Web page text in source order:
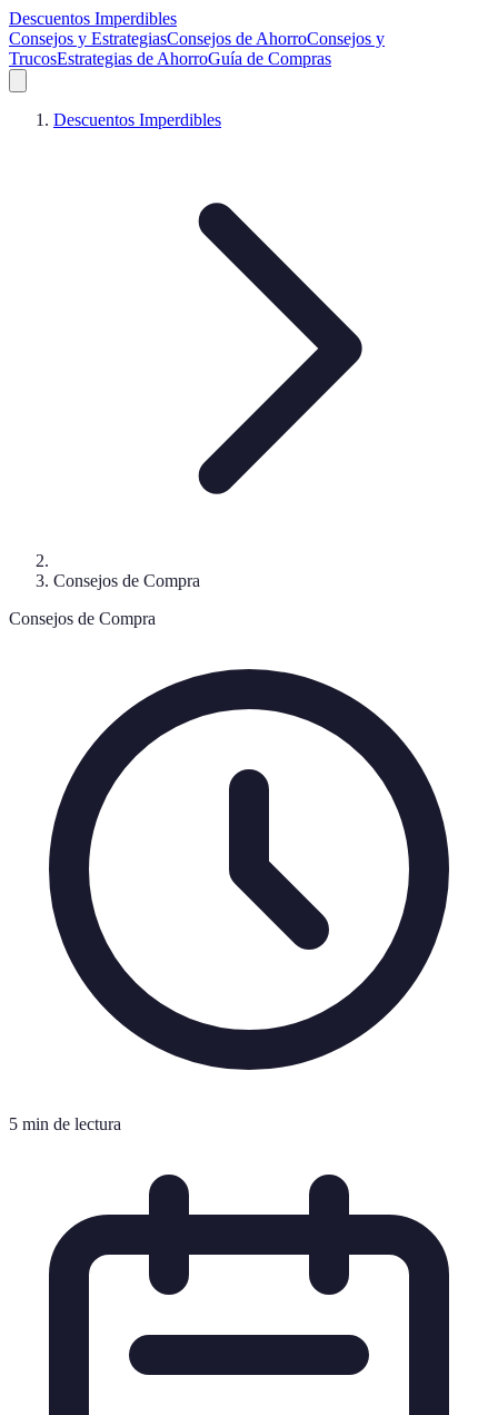
Descuentos Imperdibles
Consejos y EstrategiasConsejos de AhorroConsejos y
TrucosEstrategias de AhorroGuía de Compras
Descuentos Imperdibles
Consejos de Compra
Consejos de Compra
5 min de lectura